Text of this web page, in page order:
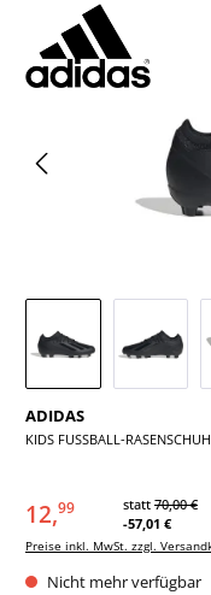
Bildergalerie überspringen
ADIDAS
KIDS FUSSBALL-
12,99 statt 70,00 €
-57,01 €
Preise inkl. MwSt. zzgl.
Nicht mehr verfügbar